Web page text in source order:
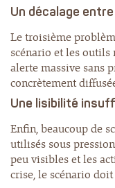
Un décalage
Le troisième
scénario et les outils
alerte massive sans
concrètement
Une lisibilité
Enfin, beaucoup de
utilisés sous
peu visibles et les
crise, le scénario